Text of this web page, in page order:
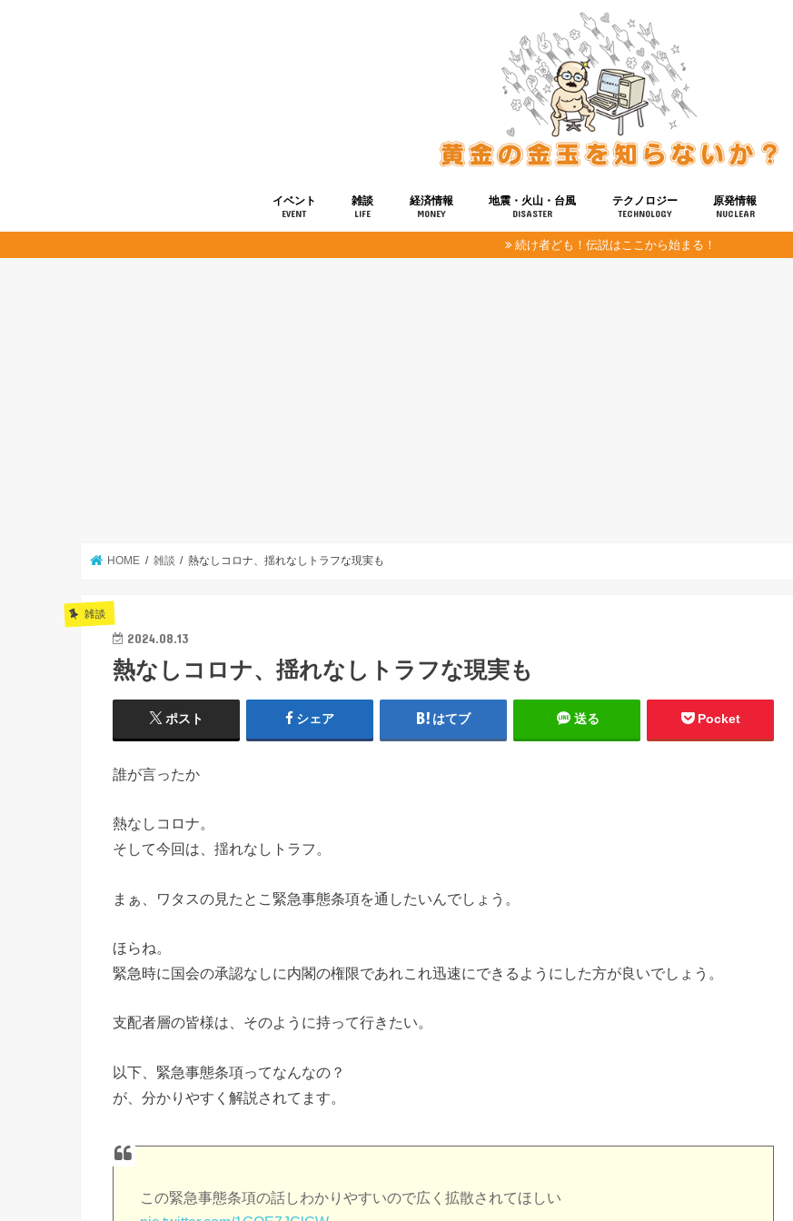
イベント
EVENT
雑談
LIFE
経済情報
MONEY
地震・火山・台風
DISASTER
テクノロジー
TECHNOLOGY
健康
宇宙
原発情報
NUCLEAR
続け者ども！伝説はここから始まる！
HOME 雑談 熱なしコロナ、揺れなしトラフな現実も
雑談
2024.08.13
熱なしコロナ、揺れなしトラフな現実も
ポスト シェア はてブ 送る Pocket
誰が言ったか
熱なしコロナ。
そして今回は、揺れなしトラフ。
まぁ、ワタスの見たとこ緊急事態条項を通したいんでしょう。
ほらね。
緊急時に国会の承認なしに内閣の権限であれこれ迅速にできるようにした方が良いでしょう。
支配者層の皆様は、そのように持って行きたい。
以下、緊急事態条項ってなんなの？
が、分かりやすく解説されてます。
この緊急事態条項の話しわかりやすいので広く拡散されてほしい